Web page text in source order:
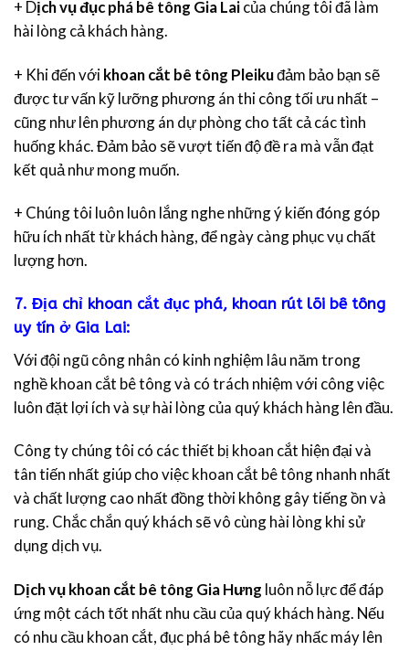
+ Dịch vụ đục phá bê tông Gia Laicủa chúng tôi đã làm
hài lòng cả khách hàng.
+ Khi đến vớikhoan cắt bê tông Pleikuđảm bảo bạn sẽ
được tư vấn kỹ lưỡng phương án thi công tối ưu nhất –
cũng như lên phương án dự phòng cho tất cả các tình
huống khác. Đảm bảo sẽ vượt tiến độ đề ra mà vẫn đạt
kết quả như mong muốn.
+ Chúng tôi luôn luôn lắng nghe những ý kiến đóng góp
hữu ích nhất từ khách hàng, để ngày càng phục vụ chất
lượng hơn.
7. Địa chỉ khoan cắt đục phá, khoan rút lõi bê tông
uy tín ở Gia Lai:
Với đội ngũ công nhân có kinh nghiệm lâu năm trong
nghề khoan cắt bê tông và có trách nhiệm với công việc
luôn đặt lợi ích và sự hài lòng của quý khách hàng lên đầu.
Công ty chúng tôi có các thiết bị khoan cắt hiện đại và
tân tiến nhất giúp cho việc khoan cắt bê tông nhanh nhất
và chất lượng cao nhất đồng thời không gây tiếng ồn và
rung. Chắc chắn quý khách sẽ vô cùng hài lòng khi sử
dụng dịch vụ.
Dịch vụ khoan cắt bê tông Gia Hưng luôn nỗ lực để đáp
ứng một cách tốt nhất nhu cầu của quý khách hàng. Nếu
có nhu cầu khoan cắt, đục phá bê tông hãy nhấc máy lên